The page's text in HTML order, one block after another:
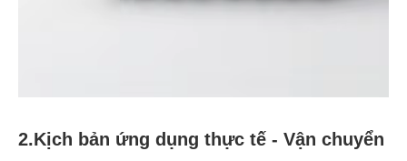
2.Kịch bản ứng dụng thực tế - Vận chuyển